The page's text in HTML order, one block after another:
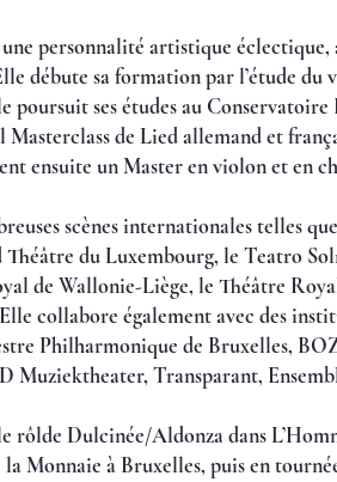
personnalité artistique
débute sa formation par l’étude du
poursuit ses études au
de Lied allemand et
ensuite un Master en violon et en
scènes internationales telles
du Luxembourg, le Teatro
de Wallonie-Liège, le Théâtre
collabore également avec des
Philharmonique de Bruxelles,
Muziektheater, Transparant,
rôlde Dulcinée/Aldonza dans
Monnaie à Bruxelles, puis en